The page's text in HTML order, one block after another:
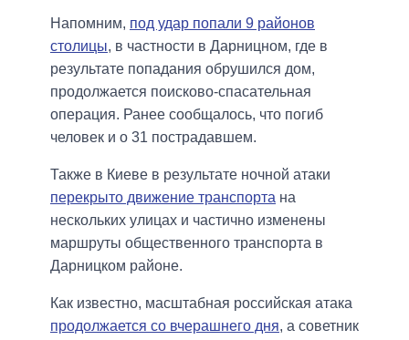
Напомним, под удар попали 9 районов
столицы, в частности в Дарницном, где в
результате попадания обрушился дом,
продолжается поисково-спасательная
операция. Ранее сообщалось, что погиб
человек и о 31 пострадавшем.
Также в Киеве в результате ночной атаки
перекрыто движение транспорта на
нескольких улицах и частично изменены
маршруты общественного транспорта в
Дарницком районе.
Как известно, масштабная российская атака
продолжается со вчерашнего дня, а советник